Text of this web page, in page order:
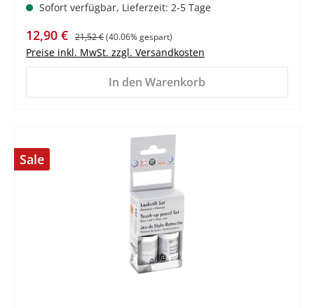
Sofort verfügbar, Lieferzeit: 2-5 Tage
Verkaufspreis:
12,90 € Regulärer Preis:
21,52 €(40.06% gespart)
Preise inkl. MwSt. zzgl. Versandkosten
In den Warenkorb
Sale